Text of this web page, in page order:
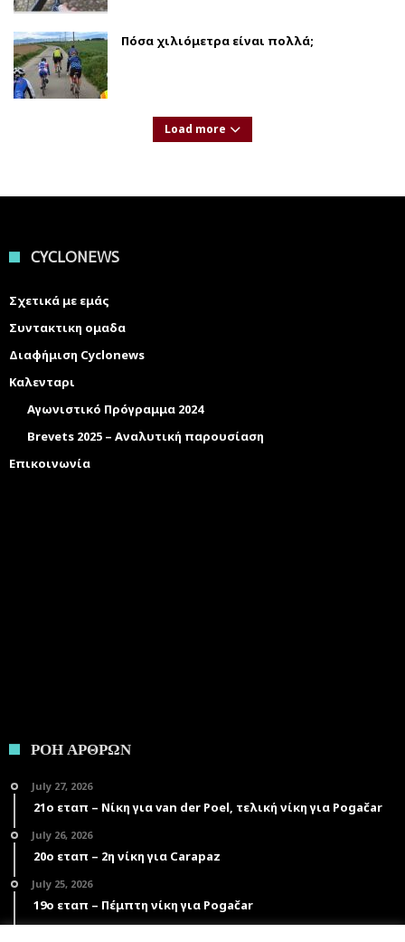
Πόσα χιλιόμετρα είναι πολλά;
Load more
CYCLONEWS
Σχετικά με εμάς
Συντακτικη ομαδα
Διαφήμιση Cyclonews
Καλενταρι
Αγωνιστικό Πρόγραμμα 2024
Brevets 2025 – Αναλυτική παρουσίαση
Επικοινωνία
ΡΟΗ ΑΡΘΡΩΝ
July 27, 2026
21ο εταπ – Νίκη για van der Poel, τελική νίκη για Pogačar
July 26, 2026
20ο εταπ – 2η νίκη για Carapaz
July 25, 2026
19ο εταπ – Πέμπτη νίκη για Pogačar